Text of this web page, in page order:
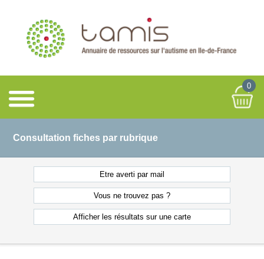
0
Consultation fiches par rubrique
Etre averti par mail
Vous ne trouvez pas ?
Afficher les résultats sur une carte